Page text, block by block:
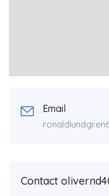
Email
Contact